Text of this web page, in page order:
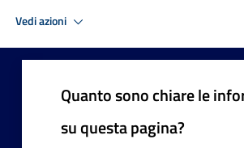
Vedi azioni
Quanto sono chiare le
su questa pagina?